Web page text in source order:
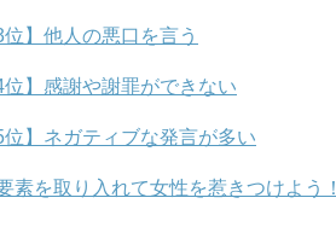
位】他人の悪口を言う
位】感謝や謝罪ができない
位】ネガティブな発言が多い
素を取り入れて女性を惹きつけよう！